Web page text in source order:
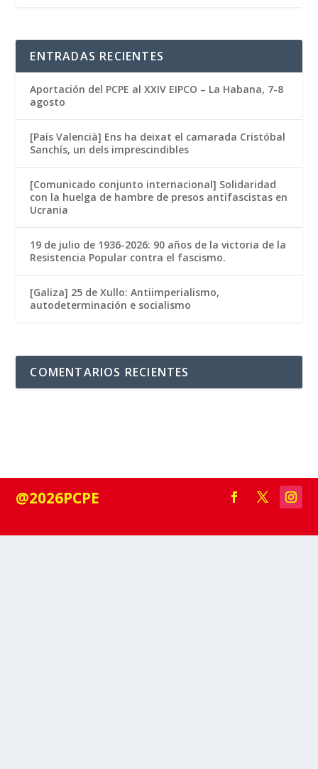
ENTRADAS RECIENTES
Aportación del PCPE al XXIV EIPCO – La Habana, 7-8
agosto
[País Valencià] Ens ha deixat el camarada Cristóbal
Sanchís, un dels imprescindibles
[Comunicado conjunto internacional] Solidaridad
con la huelga de hambre de presos antifascistas en
Ucrania
19 de julio de 1936-2026: 90 años de la victoria de la
Resistencia Popular contra el fascismo.
[Galiza] 25 de Xullo: Antiimperialismo,
autodeterminación e socialismo
COMENTARIOS RECIENTES
@2026PCPE